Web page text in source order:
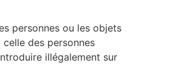
personnes ou les objets
des personnes
illégalement sur